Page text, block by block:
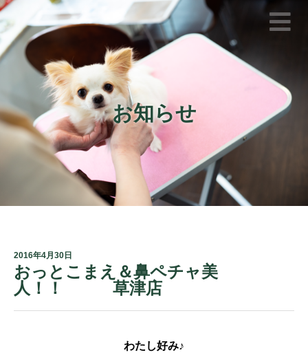
お知らせ
2016年4月30日
おっとこまえ＆鼻ペチャ美
人！！ 草津店
わたし好み♪